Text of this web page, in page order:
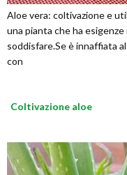
Aloe vera: coltivazione e
una pianta che ha
soddisfare.Se è innaffiata
con
Coltivazione aloe